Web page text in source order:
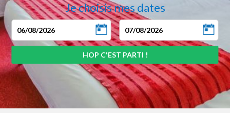
Je choisis mes dates